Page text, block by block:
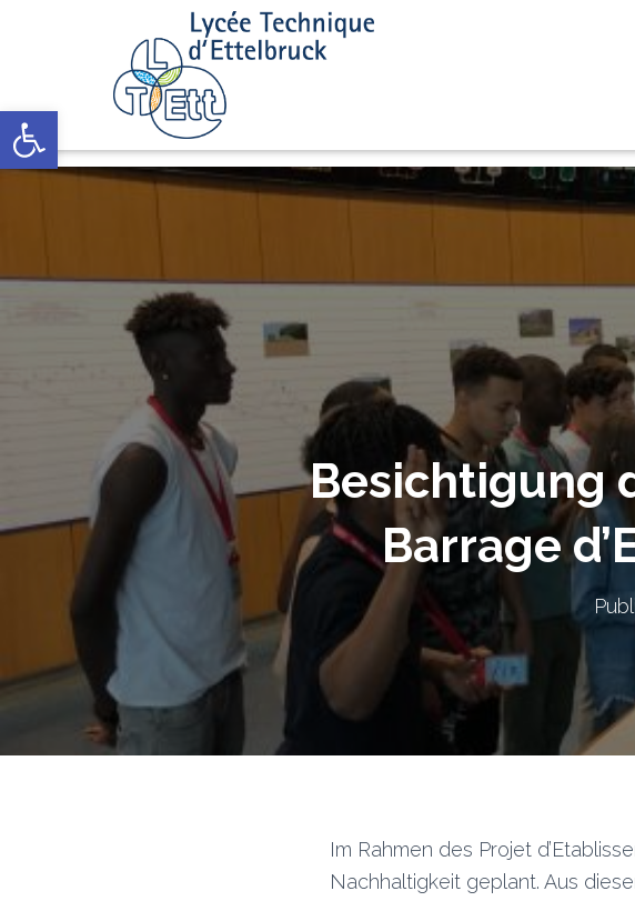
Open toolbar
Besichtigung
Barrage
Im Rahmen des Projet
Nachhaltigkeit geplant. Aus